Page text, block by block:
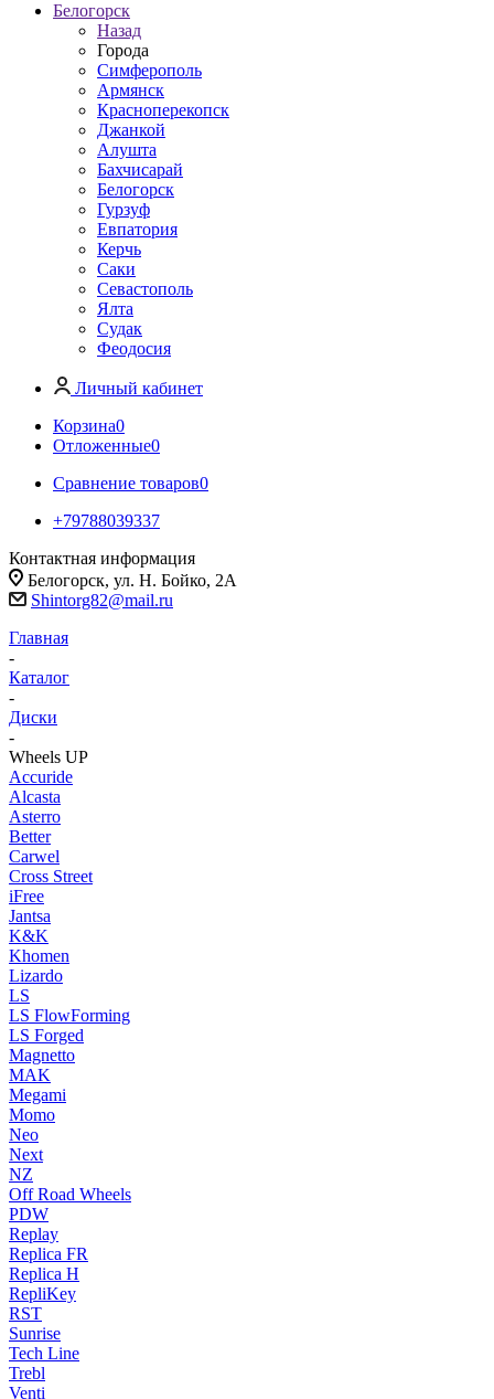
Белогорск
Назад
Города
Симферополь
Армянск
Красноперекопск
Джанкой
Алушта
Бахчисарай
Белогорск
Гурзуф
Евпатория
Керчь
Саки
Севастополь
Ялта
Судак
Феодосия
Личный кабинет
Корзина0
Отложенные0
Сравнение товаров0
+79788039337
Контактная информация
Белогорск, ул. Н. Бойко, 2А
Shintorg82@mail.ru
Главная
-
Каталог
-
Диски
-
Wheels UP
Accuride
Alcasta
Asterro
Better
Carwel
Cross Street
iFree
Jantsa
K&K
Khomen
Lizardo
LS
LS FlowForming
LS Forged
Magnetto
MAK
Megami
Momo
Neo
Next
NZ
Off Road Wheels
PDW
Replay
Replica FR
Replica H
RepliKey
RST
Sunrise
Tech Line
Trebl
Venti